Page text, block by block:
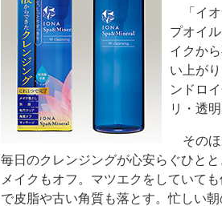
「イオ
プオイ
イクか
い上が
ンドロ
リ・透
そのほ
毎日のクレンジングが心安らぐひと
メイクもオフ。マツエクをしていて
で皮脂や古い角質も落とす。忙しい